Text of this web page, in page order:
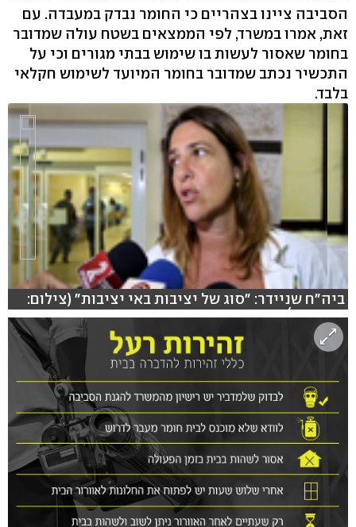
הסביבה ציינו בצהריים כי החומר נבדק במעבדה. עם
זאת, אמרו במשרד, לפי הממצאים בשטח עולה שמדובר
בחומר שאסור לעשות בו שימוש בבתי מגורים וכי על
התכשיר נכתב שמדובר בחומר המיועד לשימוש חקלאי
בלבד.
hlsjs-lite: Network error
ביה"ח שניידר: "סוג של יציבות באי יציבות" (צילום:
עידו ארז)